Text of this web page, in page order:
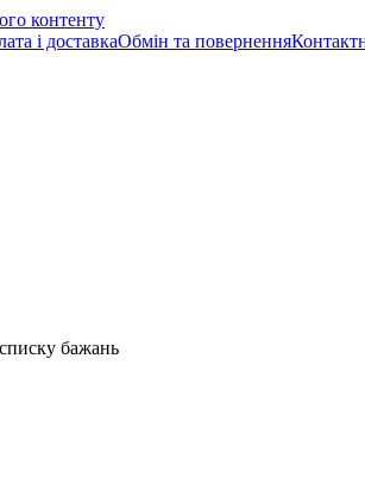
контенту
і доставкаОбмін та повернення
бажань